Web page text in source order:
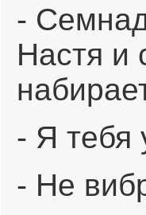
-
Настя и
- Я тебя
- Не